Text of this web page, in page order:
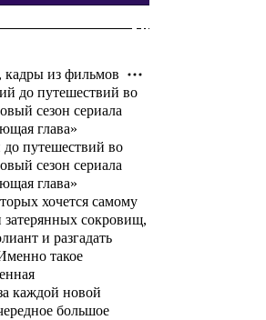
кадры из фильмов
путешествий во
сезон сериала
глава»
хочется самому
затерянных сокровищ,
и разгадать
такое
каждой новой
большое